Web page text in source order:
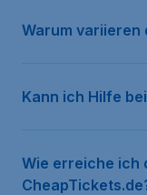
Warum variieren
Kann ich Hilfe
Wie erreiche ich